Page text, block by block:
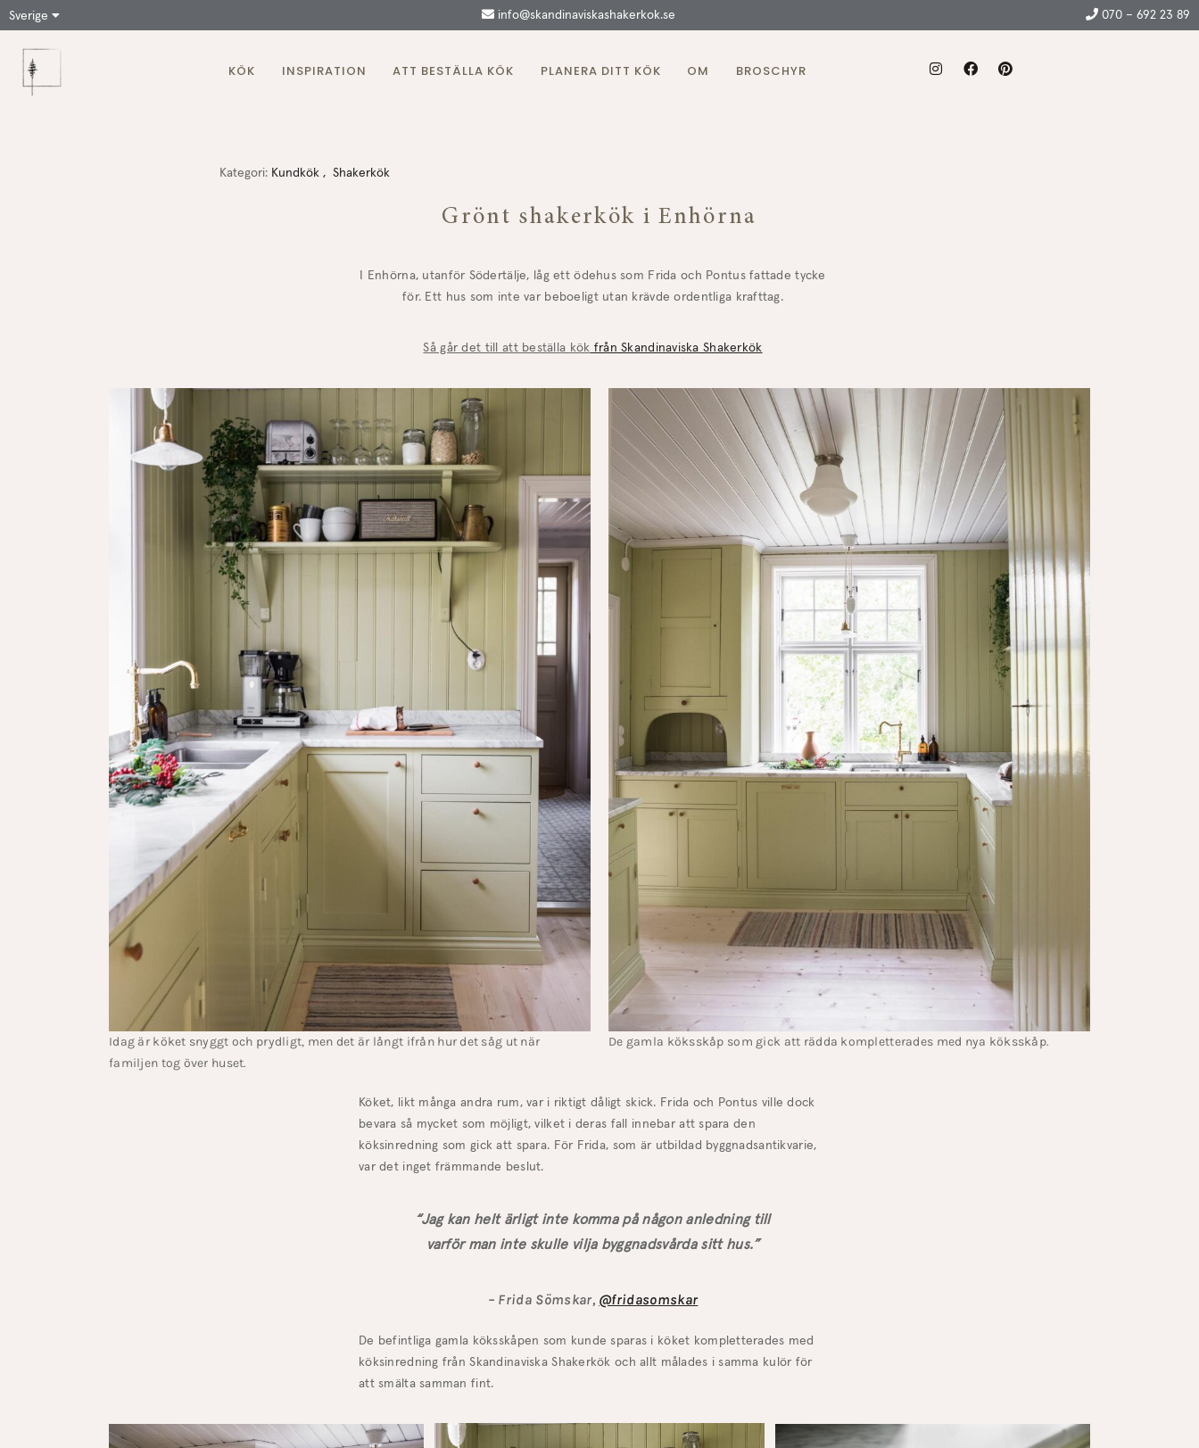
Sverige info@skandinaviskashakerkok.se 070 – 692 23 89
KÖK INSPIRATION ATT BESTÄLLA KÖK PLANERA DITT KÖK OM BROSCHYR
Kategori: Kundkök Shakerkök
Grönt shakerkök i Enhörna
I Enhörna, utanför Södertälje, låg ett ödehus som Frida och Pontus fattade tycke
för. Ett hus som inte var beboeligt utan krävde ordentliga krafttag.
Så går det till att beställa kök från Skandinaviska Shakerkök
Idag är köket snyggt och prydligt, men det är långt ifrån hur det såg ut när
familjen tog över huset.
De gamla köksskåp som gick att rädda kompletterades med nya köksskåp.
Köket, likt många andra rum, var i riktigt dåligt skick. Frida och Pontus ville dock
bevara så mycket som möjligt, vilket i deras fall innebar att spara den
köksinredning som gick att spara. För Frida, som är utbildad byggnadsantikvarie,
var det inget främmande beslut.
“Jag kan helt ärligt inte komma på någon anledning till
varför man inte skulle vilja byggnadsvårda sitt hus.”
– Frida Sömskar, @fridasomskar
De befintliga gamla köksskåpen som kunde sparas i köket kompletterades med
köksinredning från Skandinaviska Shakerkök och allt målades i samma kulör för
att smälta samman fint.